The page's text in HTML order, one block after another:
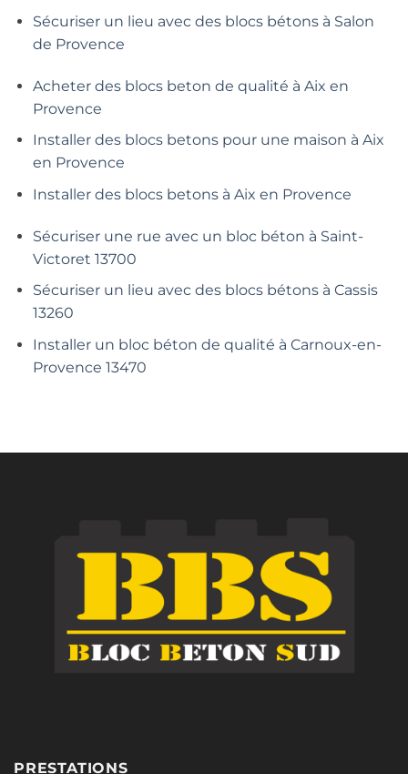
Sécuriser un lieu avec des blocs bétons à Salon
de Provence
Acheter des blocs beton de qualité à Aix en
Provence
Installer des blocs betons pour une maison à Aix
en Provence
Installer des blocs betons à Aix en Provence
Sécuriser une rue avec un bloc béton à Saint-
Victoret 13700
Sécuriser un lieu avec des blocs bétons à Cassis
13260
Installer un bloc béton de qualité à Carnoux-en-
Provence 13470
PRESTATIONS